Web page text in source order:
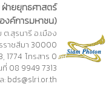
ายยุทธศาสตร์
งค์การมหาชน)
ต.สุรนารี อ.เมือง
ราชสีมา 30000
1774 โทรสาร 0
08 9949 7313
: bds@slri.or.th